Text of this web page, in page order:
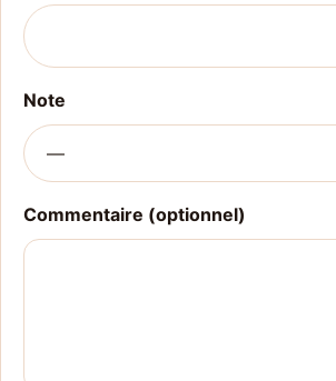
Note
Commentaire (optionnel)